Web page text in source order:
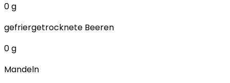
0g
gefriergetrocknete Beeren
0g
Mandeln